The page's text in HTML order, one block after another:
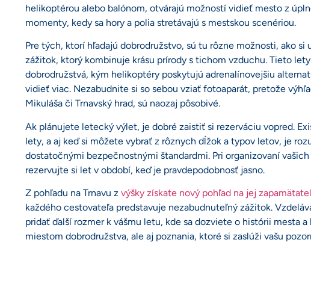
helikoptérou alebo balónom, otvárajú možností vidieť mesto z
momenty, kedy sa hory a polia stretávajú s mestskou scenériou.
Pre tých, ktorí hľadajú dobrodružstvo, sú tu rôzne možnosti, ako
zážitok, ktorý kombinuje krásu prírody s tichom vzduchu. Tieto
dobrodružstvá, kým helikoptéry poskytujú adrenalínovejšiu
vidieť viac. Nezabudnite si so sebou vziať fotoaparát, pretože
Mikuláša či Trnavský hrad, sú naozaj pôsobivé.
Ak plánujete letecký výlet, je dobré zaistiť si rezerváciu vopred.
lety, a aj keď si môžete vybrať z rôznych dĺžok a typov letov, je
dostatočnými bezpečnostnými štandardmi. Pri organizovaní
rezervujte si let v období, keď je pravdepodobnosť jasno.
Z pohľadu na Trnavu z výšky získate nový pohľad na jej
každého cestovateľa predstavuje nezabudnuteľný zážitok.
pridať ďalší rozmer k vášmu letu, kde sa dozviete o histórii mesta
miestom dobrodružstva, ale aj poznania, ktoré si zaslúži vašu